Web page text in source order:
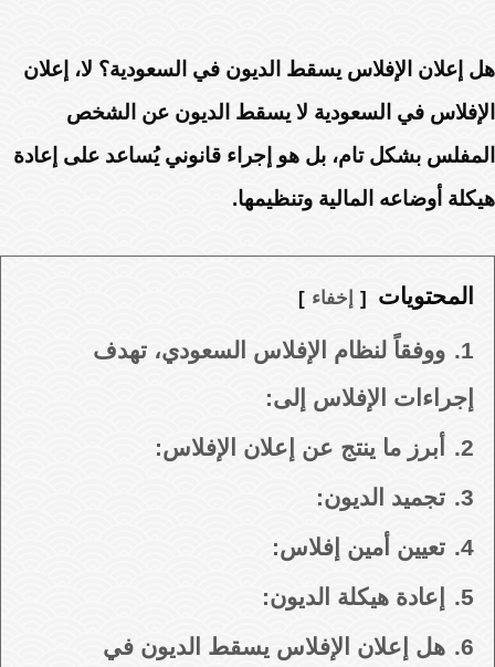
هل إعلان الإفلاس يسقط الديون في السعودية؟ لا، إعلان
الإفلاس في السعودية لا يسقط الديون عن الشخص
المفلس بشكل تام، بل هو إجراء قانوني يُساعد على إعادة
هيكلة أوضاعه المالية وتنظيمها.
المحتويات إخفاء
1.
ووفقاً لنظام الإفلاس السعودي، تهدف
إجراءات الإفلاس إلى:
2.
أبرز ما ينتج عن إعلان الإفلاس:
3.
تجميد الديون:
4.
تعيين أمين إفلاس:
5.
إعادة هيكلة الديون:
6.
هل إعلان الإفلاس يسقط الديون في